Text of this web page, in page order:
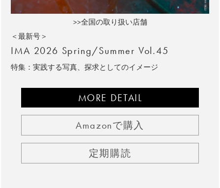
>>全国の取り扱い店舗
＜最新号＞
IMA 2026 Spring/Summer Vol.45
特集：実践する写真、探求としてのイメージ
MORE DETAIL
Amazonで購入
定期購読